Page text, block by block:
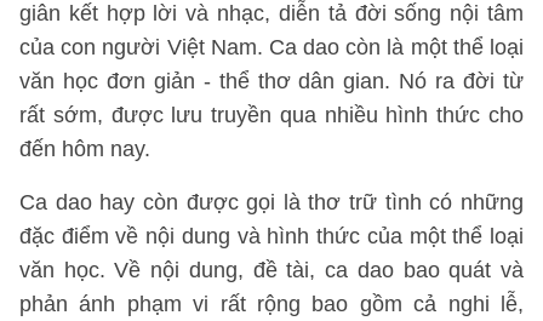
giân kết hợp lời và nhạc, diễn tả đời sống nội tâm
của con người Việt Nam. Ca dao còn là một thể loại
văn học đơn giản - thể thơ dân gian. Nó ra đời từ
rất sớm, được lưu truyền qua nhiều hình thức cho
đến hôm nay.
Ca dao hay còn được gọi là thơ trữ tình có những
đặc điểm về nội dung và hình thức của một thể loại
văn học. Về nội dung, đề tài, ca dao bao quát và
phản ánh phạm vi rất rộng bao gồm cả nghi lễ,